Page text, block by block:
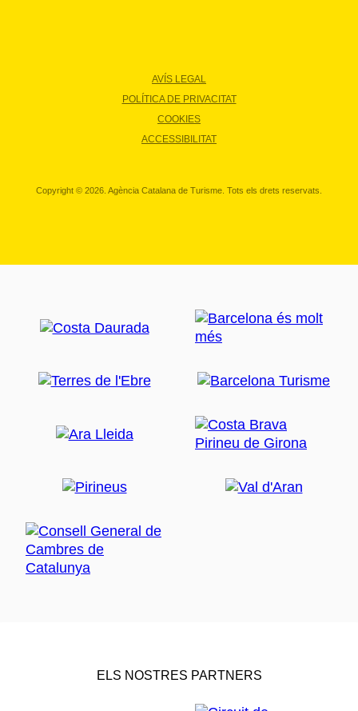
AVÍS LEGAL
POLÍTICA DE PRIVACITAT
COOKIES
ACCESSIBILITAT
Copyright © 2026. Agència Catalana de Turisme. Tots els drets reservats.
ELS NOSTRES PARTNERS